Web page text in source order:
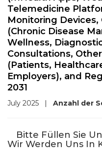
Telemedicine
Monitoring
(Chronic Disease
Wellness,
Consultations,
(Patients,
Employers), and
2031
July 2025 | Anzahl der
Bitte Füllen Sie
Wir Werden Uns In